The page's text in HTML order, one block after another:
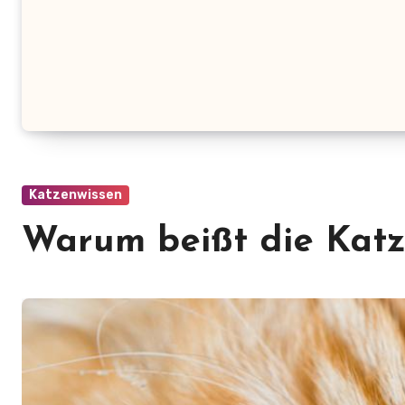
Katzenwissen
Warum beißt die